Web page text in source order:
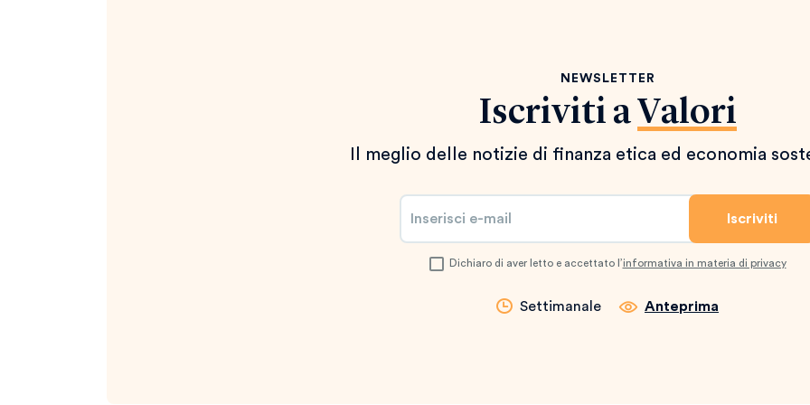
NEWSLETTER
Iscriviti a Valori
Il meglio delle notizie di finanza etica ed economia
Dichiaro di aver letto e accettato l’informativa in materia di privacy
Settimanale Anteprima